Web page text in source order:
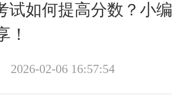
试如何提高分数？小编
！
2026-02-06 16:57:54